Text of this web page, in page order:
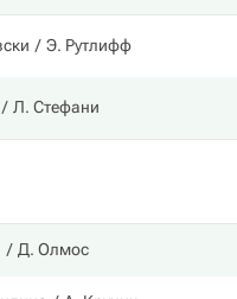
Э. Рутлифф
Л. Стефани
Д. Олмос